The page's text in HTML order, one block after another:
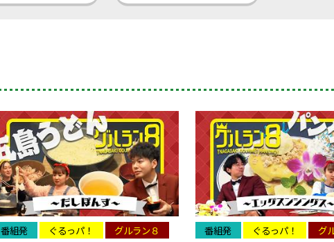
番組発 ぐるっパ！ グルラン８ 番組発 ぐるっパ！ グ